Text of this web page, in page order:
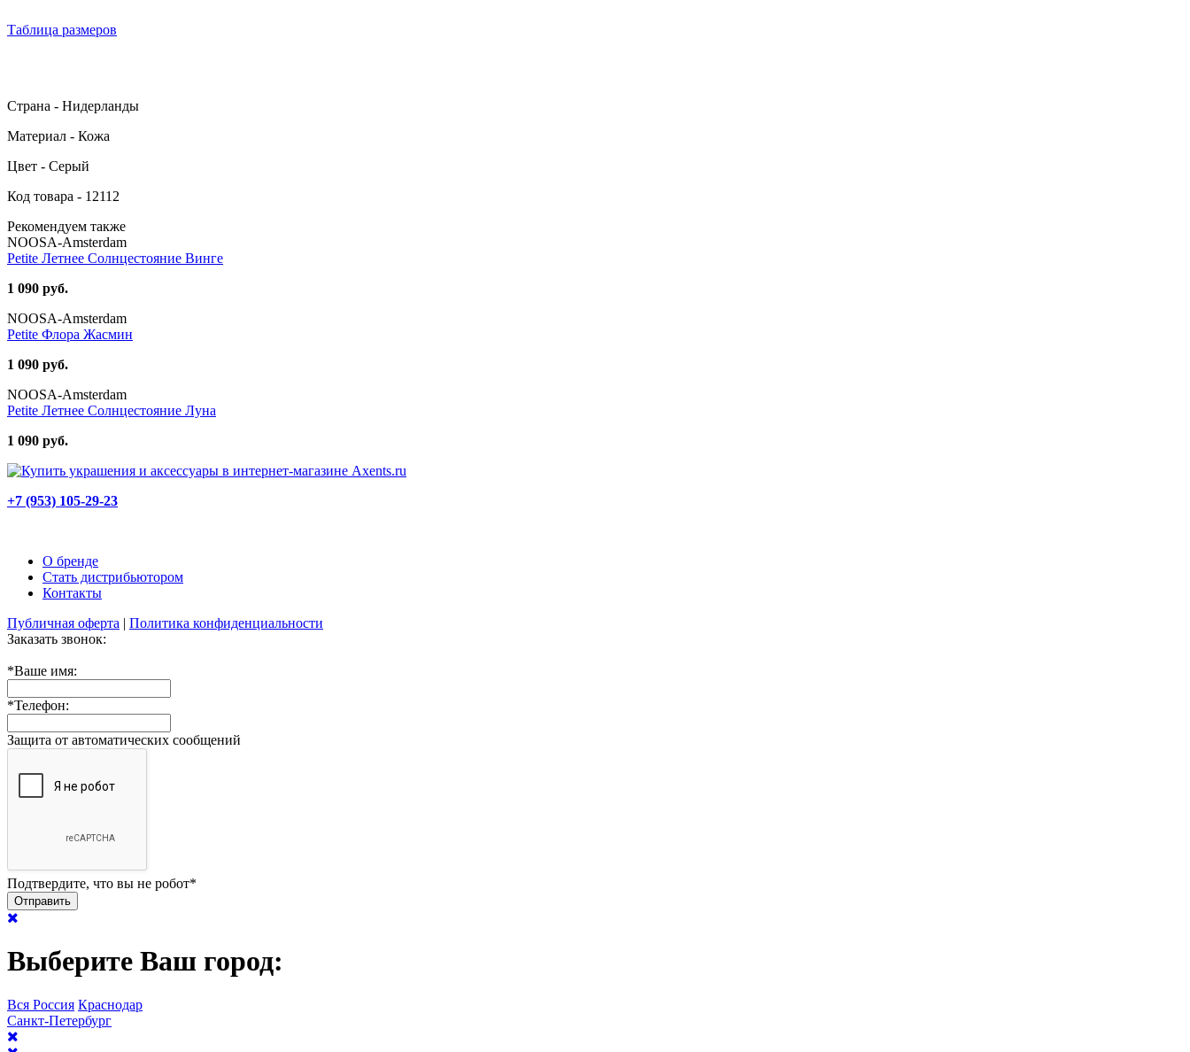
Таблица размеров
Страна - Нидерланды
Материал - Кожа
Цвет - Серый
Код товара - 12112
Рекомендуем также
NOOSA-Amsterdam
Petite Летнее Солнцестояние Винге
1 090 руб.
NOOSA-Amsterdam
Petite Флора Жасмин
1 090 руб.
NOOSA-Amsterdam
Petite Летнее Солнцестояние Луна
1 090 руб.
+7 (953) 105-29-23
О бренде
Стать дистрибьютором
Контакты
Публичная оферта | Политика конфиденциальности
Заказать звонок:
*Ваше имя:
*Телефон:
Защита от автоматических сообщений
Подтвердите, что вы не робот*
Выберите Ваш город:
Вся Россия Краснодар
Санкт-Петербург